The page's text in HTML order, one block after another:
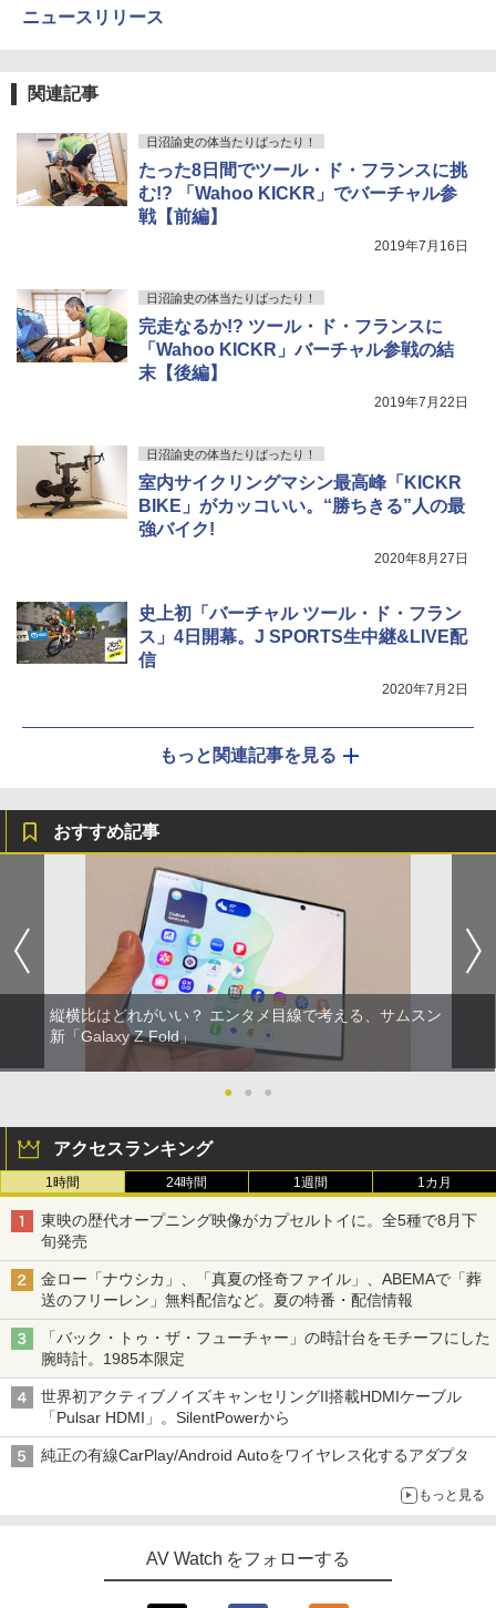
ニュースリリース
関連記事
日沼諭史の体当たりばったり！
たった8日間でツール・ド・フランスに挑
む!? 「Wahoo KICKR」でバーチャル参
戦【前編】
2019年7月16日
日沼諭史の体当たりばったり！
完走なるか!? ツール・ド・フランスに
「Wahoo KICKR」バーチャル参戦の結
末【後編】
2019年7月22日
日沼諭史の体当たりばったり！
室内サイクリングマシン最高峰「KICKR
BIKE」がカッコいい。“勝ちきる”人の最
強バイク!
2020年8月27日
史上初「バーチャル ツール・ド・フラン
ス」4日開幕。J SPORTS生中継&LIVE配
信
2020年7月2日
もっと関連記事を見る
おすすめ記事
縦横比はどれがいい？ エンタメ目線で考える、サムスン
新「Galaxy Z Fold」
● ● ●
アクセスランキング
1時間 24時間 1週間 1カ月
東映の歴代オープニング映像がカプセルトイに。全5種で8月下
旬発売
金ロー「ナウシカ」、「真夏の怪奇ファイル」、ABEMAで「葬
送のフリーレン」無料配信など。夏の特番・配信情報
「バック・トゥ・ザ・フューチャー」の時計台をモチーフにした
腕時計。1985本限定
世界初アクティブノイズキャンセリングII搭載HDMIケーブル
「Pulsar HDMI」。SilentPowerから
純正の有線CarPlay/Android Autoをワイヤレス化するアダプタ
もっと見る
AV Watch をフォローする